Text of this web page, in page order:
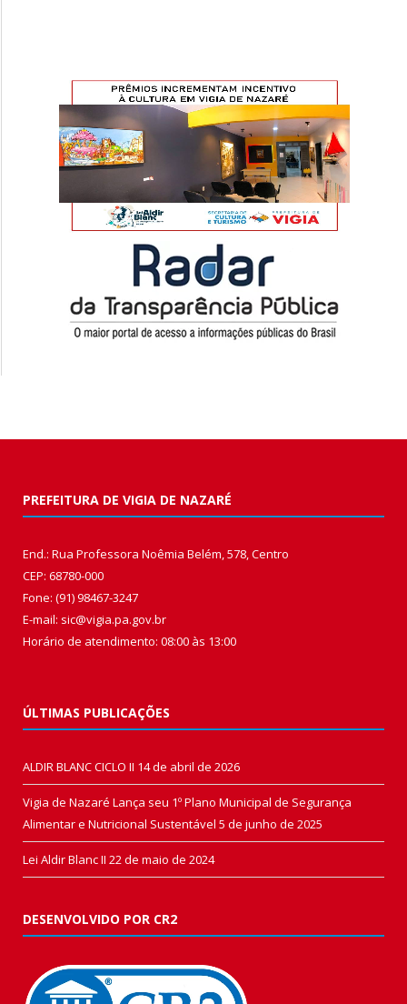
PREFEITURA DE VIGIA DE NAZARÉ
End.: Rua Professora Noêmia Belém, 578, Centro
CEP: 68780-000
Fone: (91) 98467-3247
E-mail: sic@vigia.pa.gov.br
Horário de atendimento: 08:00 às 13:00
ÚLTIMAS PUBLICAÇÕES
ALDIR BLANC CICLO II 14 de abril de 2026
Vigia de Nazaré Lança seu 1º Plano Municipal de Segurança
Alimentar e Nutricional Sustentável 5 de junho de 2025
Lei Aldir Blanc II 22 de maio de 2024
DESENVOLVIDO POR CR2